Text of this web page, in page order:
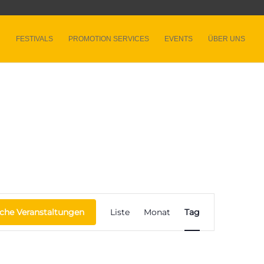
FESTIVALS PROMOTION SERVICES EVENTS ÜBER UNS
Veranstaltungen
Ansichten-
Liste Monat Tag